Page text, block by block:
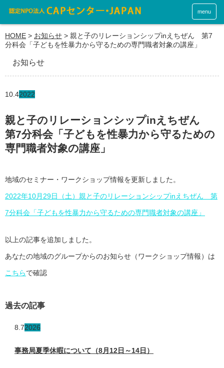
menu
HOME > お知らせ > 親と子のリレーションシップinえちぜん 第7
分科会「子どもを性暴力から守るための専門職者対象の講座」
お知らせ
10.42022
親と子のリレーションシップinえちぜん
第7分科会「子どもを性暴力から守るための
専門職者対象の講座」
地域のセミナー・ワークショップ情報を更新しました。
2022年10月29日（土）親と子のリレーションシップinえちぜん 第
7分科会「子どもを性暴力から守るための専門職者対象の講座」
以上の記事を追加しました。
あなたの地域のグループからのお知らせ（ワークショップ情報）は
こちらで確認
過去の記事
8.72026
事務局夏季休暇について（8月12日～14日）